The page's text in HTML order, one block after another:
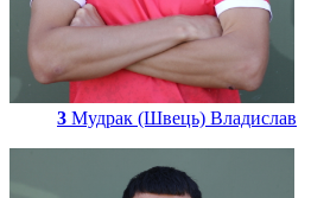
3 Мудрак (Швець) Владислав